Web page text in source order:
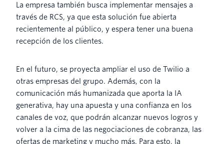
La empresa también busca implementar mensajes a
través de RCS, ya que esta solución fue abierta
recientemente al público, y espera tener una buena
recepción de los clientes.
En el futuro, se proyecta ampliar el uso de Twilio a
otras empresas del grupo. Además, con la
comunicación más humanizada que aporta la IA
generativa, hay una apuesta y una confianza en los
canales de voz, que podrán alcanzar nuevos logros y
volver a la cima de las negociaciones de cobranza, las
ofertas de marketing y mucho más. Para esto, la